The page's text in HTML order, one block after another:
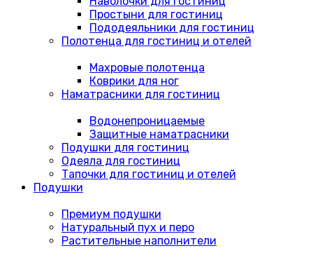
Простыни для гостиниц
Пододеяльники для гостиниц
Полотенца для гостиниц и отелей
Махровые полотенца
Коврики для ног
Наматрасники для гостиниц
Водонепроницаемые
Защитные наматрасники
Подушки для гостиниц
Одеяла для гостиниц
Тапочки для гостиниц и отелей
Подушки
Премиум подушки
Натуральный пух и перо
Растительные наполнители